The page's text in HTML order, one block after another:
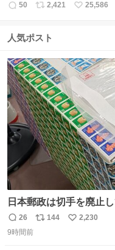
返
数
50
リ
ス
数
2,421
い
25,586
人気ポスト
日本郵政は切手を廃止
本郵政
返
信
26
リ
144
い
2,230
9時間前